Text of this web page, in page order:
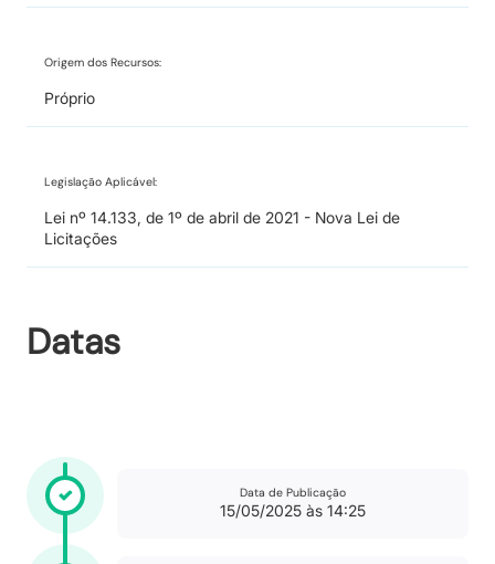
Origem dos Recursos:
Próprio
Legislação Aplicável:
Lei nº 14.133, de 1º de abril de 2021 - Nova Lei de
Licitações
Datas
Data de Publicação
15/05/2025 às 14:25